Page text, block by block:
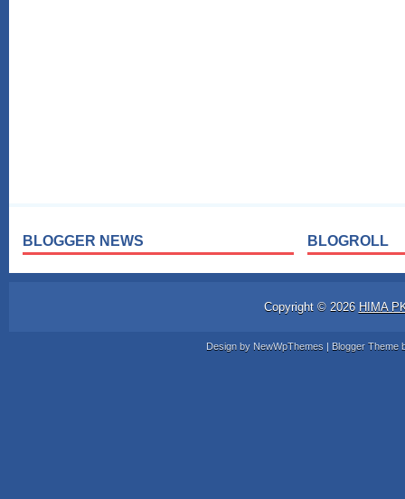
BLOGGER NEWS BLOGROLL
Copyright © 2026 HIMA
Design by NewWpThemes | Blogger Theme